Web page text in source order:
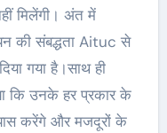
मिलेंगी। अंत में
की संबद्धता Aituc से
गया है।साथ ही
कि उनके हर प्रकार के
करेंगे और मजदूरों के